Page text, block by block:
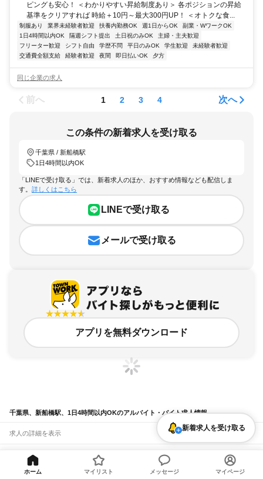
ピングも安心！ ＜わかりやすい昇給制度あり＞ 各ポジションの昇給
基準をクリアすれば 時給＋10円～最大300円UP！ ＜オトクな食...
制服あり 業界未経験者歓迎 扶養内勤務OK 週1日からOK
副業・WワークOK
1日4時間以内OK
隔週シフト提出 土日祝のみOK
主婦・主夫歓迎
フリーター歓迎
シフト自由 学歴不問 平日のみOK 学生歓迎
未経験者歓迎
交通費全額支給
経験者歓迎 夜間 即日払いOK 夕方
同じ企業の求人
前へ 1 2 3 4 次へ
この条件の新着求人を受け取る
千葉県 / 新船橋駅
1日4時間以内OK
「LINEで受け取る」では、新着求人のほか、おすすめ情報なども配信しま
す。 詳しくはこちら
LINEで受け取る
メールで受け取る
アプリを無料ダウンロード
千葉県、新船橋駅、1日4時間以内OKのアルバイト・バイト求人情報
求人の詳細を表示
条件を追加・変更して検索
市区町村を追加・変更
関連キーワード
新着求人を受け取る
ホーム マイリスト メッセージ マイページ